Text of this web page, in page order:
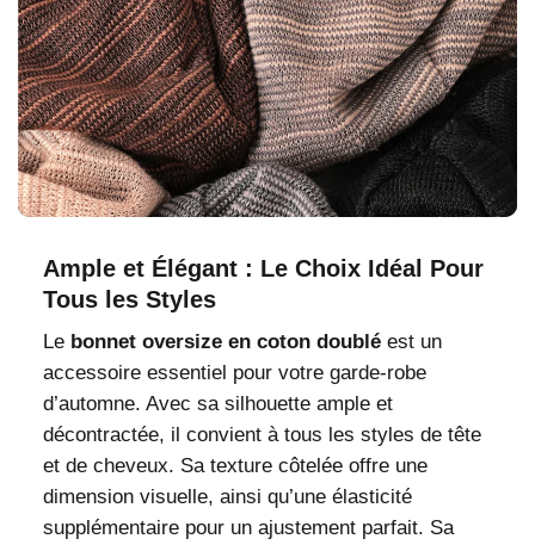
Ample et Élégant : Le Choix Idéal Pour
Tous les Styles
Le bonnet oversize en coton doubléest un
accessoire essentiel pour votre garde-robe
d’automne. Avec sa silhouette ample et
décontractée, il convient à tous les styles de tête
et de cheveux. Sa texture côtelée offre une
dimension visuelle, ainsi qu’une élasticité
supplémentaire pour un ajustement parfait. Sa